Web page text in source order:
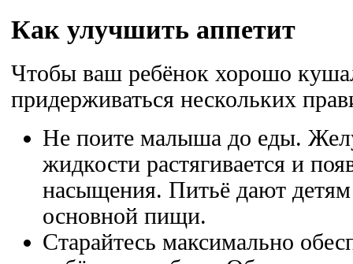
Как улучшить аппетит
Чтобы ваш ребёнок хорошо
придерживаться нескольких
Не поите малыша до еды.
жидкости растягивается и
насыщения. Питьё дают
основной пищи.
Старайтесь максимально